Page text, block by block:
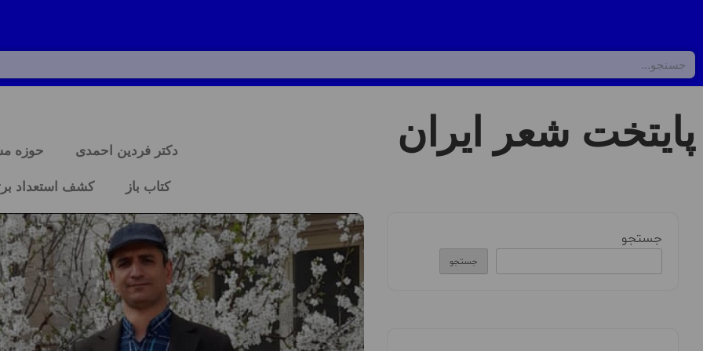
پایتخت شعر ایران دکتر فردین احمدی حوزه
کتاب باز کشف استعداد
جستجو
جستجو